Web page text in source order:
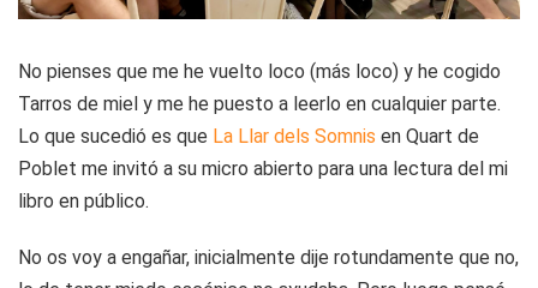
No pienses que me he vuelto loco (más loco) y he cogido
Tarros de miel y me he puesto a leerlo en cualquier parte.
Lo que sucedió es que La Llar dels Somnis en Quart de
Poblet me invitó a su micro abierto para una lectura del mi
libro en público.
No os voy a engañar, inicialmente dije rotundamente que no,